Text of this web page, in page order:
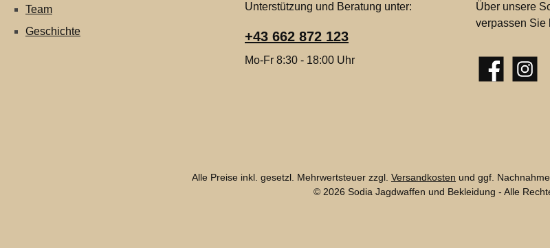
Team
Geschichte
Unterstützung und Beratung unter:
+43 662 872 123
Mo-Fr 8:30 - 18:00 Uhr
Über unsere
verpassen Sie
Facebook
Alle Preise inkl. gesetzl. Mehrwertsteuer zzgl. Versandkosten und ggf.
© 2026 Sodia Jagdwaffen und Bekleidung - Alle